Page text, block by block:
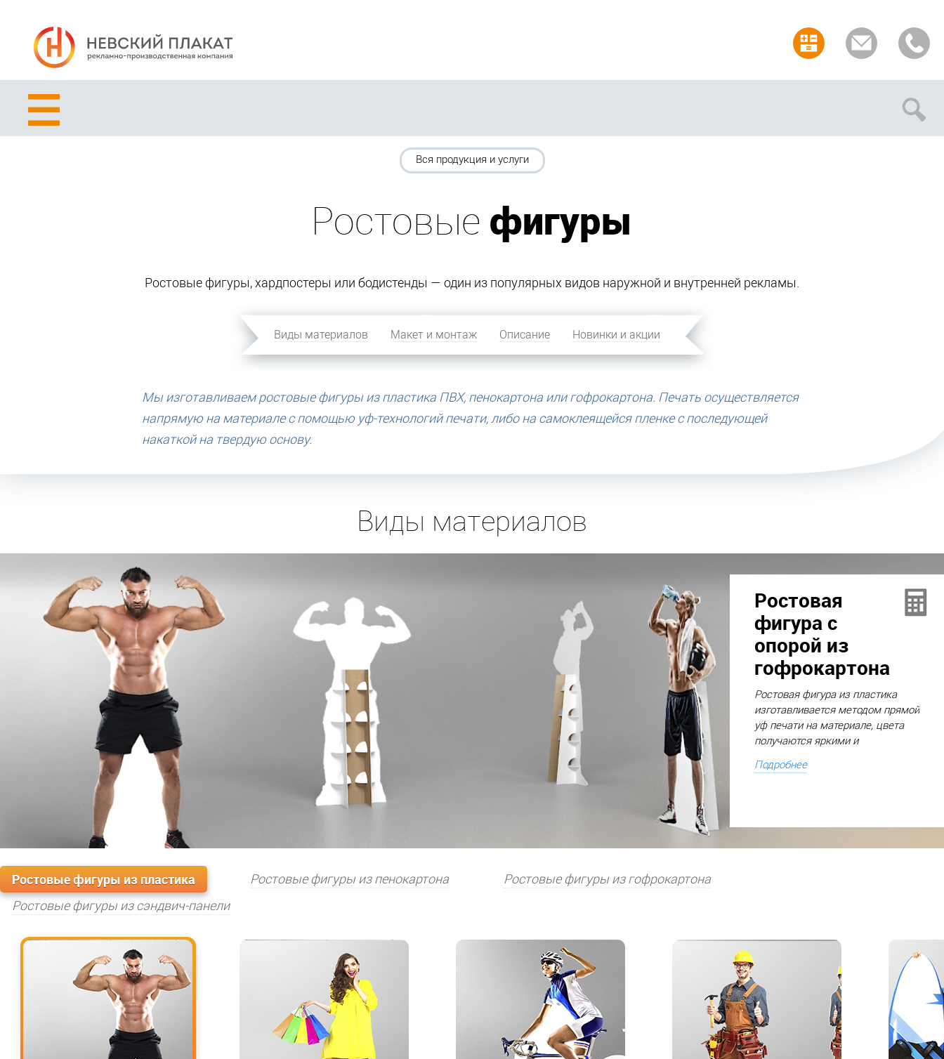
Отмена
Вся продукция и услуги
Ростовые фигуры
Ростовые фигуры, хардпостеры или бодистенды — один из популярных видов наружной и внутренней рекламы.
Виды материалов Макет и монтаж Описание Новинки и акции
Мы изготавливаем ростовые фигуры из пластика ПВХ, пенокартона или гофрокартона. Печать осуществляется
напрямую на материале с помощью уф-технологий печати, либо на самоклеящейся пленке с последующей
накаткой на твердую основу.
Виды материалов
Ростовая
фигура с
опорой из
гофрокартона
Ростовая фигура из пластика
изготавливается методом прямой
уф печати на материале, цвета
получаются яркими и
фигуры с опорой из гофрокартона
глянцевого блеска изделие
Подробнее
Ростовые фигуры из пластика Ростовые фигуры из пенокартона
Ростовые фигуры из гофрокартона
Ростовые фигуры из сэндвич-панели